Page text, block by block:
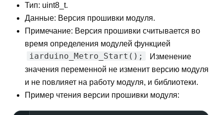
Тип: uint8_t.
Данные: Версия прошивки модуля.
Примечание: Версия прошивки считывается во
время определения модулей функцией
iarduino_Metro_Start();
Изменение
значения переменной не изменит версию модуля
и не повлияет на работу модуля, и библиотеки.
Пример чтения версии прошивки модуля: